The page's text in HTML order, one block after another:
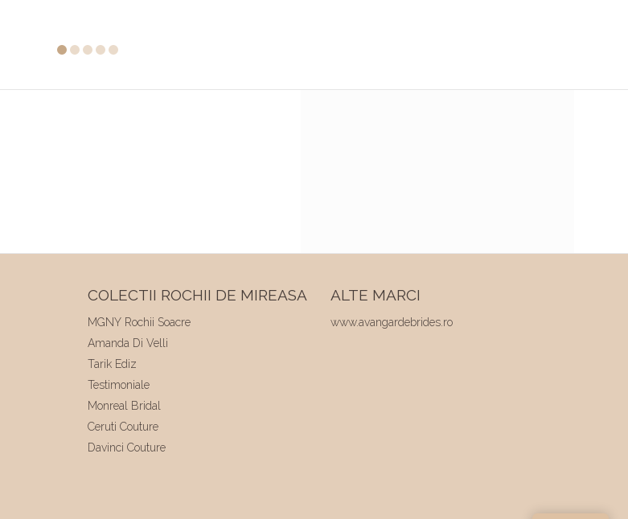
COLECTII ROCHII DE MIREASA
MGNY Rochii Soacre
Amanda Di Velli
Tarik Ediz
Testimoniale
Monreal Bridal
Ceruti Couture
Davinci Couture
ALTE MARCI
www.avangardebrides.ro